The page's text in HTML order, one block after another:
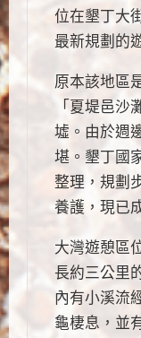
位在墾丁大
最新規劃的
原本該地區
「夏堤邑沙
墟。由於週
堪。墾丁國
整理，規劃
養護，現已
大灣遊憩區
長約三公里
內有小溪流
龜棲息，並